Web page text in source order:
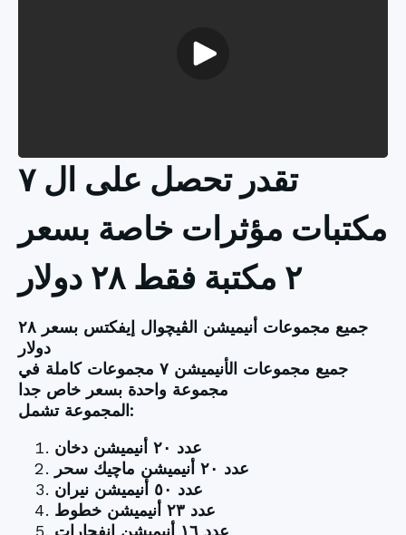
تقدر تحصل على ال ٧
مكتبات مؤثرات خاصة بسعر
٢ مكتبة فقط ٢٨ دولار
جميع مجموعات أنيميشن الڤيچوال إيفكتس بسعر ٢٨
دولار
جميع مجموعات الأنيميشن ٧ مجموعات كاملة في
مجموعة واحدة بسعر خاص جدا
المجموعة تشمل:
عدد ٢٠ أنيميشن دخان
عدد ٢٠ أنيميشن ماچيك سحر
عدد ٥٠ أنيميشن نيران
عدد ٢٣ أنيميشن خطوط